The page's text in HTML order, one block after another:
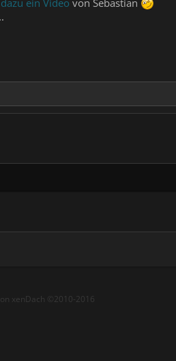
ein Video von Sebastian
xenDach ©2010-2016